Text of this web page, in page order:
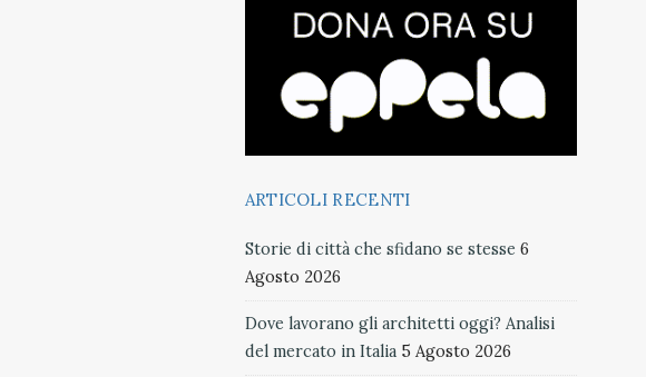
ARTICOLI RECENTI
Storie di città che sfidano se stesse 6
Agosto 2026
Dove lavorano gli architetti oggi? Analisi
del mercato in Italia 5 Agosto 2026